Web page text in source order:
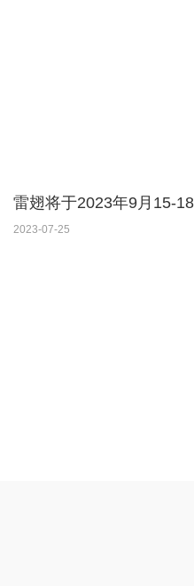
雷翅将于2023年9月15-
车博览会
2023-07-25